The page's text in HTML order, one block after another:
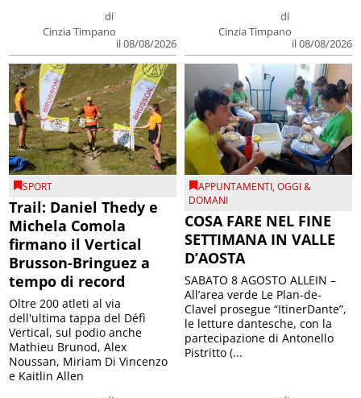
di
Cinzia Timpano
il 08/08/2026
di
Cinzia Timpano
il 08/08/2026
SPORT
Trail: Daniel Thedy e
Michela Comola
firmano il Vertical
Brusson-Bringuez a
tempo di record
Oltre 200 atleti al via
dell'ultima tappa del Défì
Vertical, sul podio anche
Mathieu Brunod, Alex
Noussan, Miriam Di Vincenzo
e Kaitlin Allen
APPUNTAMENTI,OGGI &
DOMANI
COSA FARE NEL FINE
SETTIMANA IN VALLE
D’AOSTA
SABATO 8 AGOSTO ALLEIN –
All’area verde Le Plan-de-
Clavel prosegue “ItinerDante”,
le letture dantesche, con la
partecipazione di Antonello
Pistritto (...